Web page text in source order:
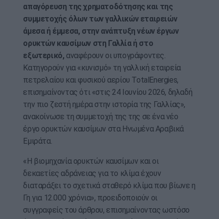
απαγόρευση της χρηματοδότησης και της
συμμετοχής όλων των γαλλικών εταιρειών
άμεσα ή έμμεσα, στην ανάπτυξη νέων έργων
ορυκτών καυσίμων στη Γαλλία ή στο
εξωτερικό, αναφέρουν οι υπογράφοντες.
Κατηγορούν για «κυνισμό» τη γαλλική εταιρεία
πετρελαίου και φυσικού αερίου TotalEnergies,
επισημαίνοντας ότι «στις 24 Ιουνίου 2026, δηλαδή
την πιο ζεστή ημέρα στην ιστορία της Γαλλίας»,
ανακοίνωσε τη συμμετοχή της της σε ένα νέο
έργο ορυκτών καυσίμων στα Ηνωμένα Αραβικά
Εμιράτα.
«Η βιομηχανία ορυκτών καυσίμων και οι
δεκαετίες αδράνειας για το κλίμα έχουν
διαταράξει το σχετικά σταθερό κλίμα που βίωνε η
Γη για 12.000 χρόνια», προειδοποιούν οι
συγγραφείς του άρθρου, επισημαίνοντας ωστόσο